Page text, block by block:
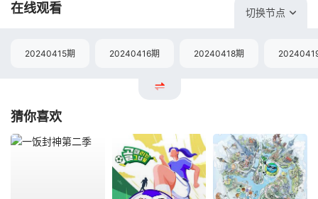
在线观看 切换节点
20240415期 20240416期 20240418期
猜你喜欢